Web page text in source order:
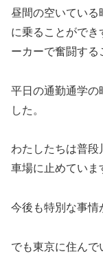
昼間の空いている
に乗ることがで
ーカーで奮闘する
平日の通勤通学の
した。
わたしたちは普段
車場に止めていま
今後も特別な事情
でも東京に住ん